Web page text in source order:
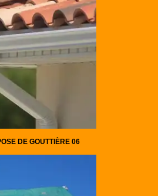
DE GOUTTIÈRE 06